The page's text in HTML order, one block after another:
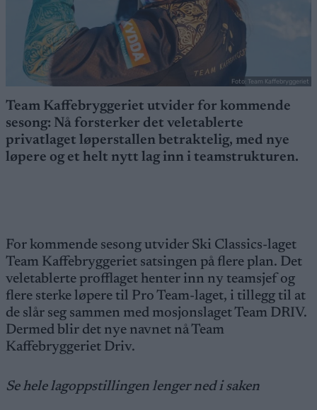
Foto: Team Kaffebryggeriet
Team Kaffebryggeriet utvider for kommende
sesong: Nå forsterker det veletablerte
privatlaget løperstallen betraktelig, med nye
løpere og et helt nytt lag inn i teamstrukturen.
For kommende sesong utvider Ski Classics-laget
Team Kaffebryggeriet satsingen på flere plan. Det
veletablerte profflaget henter inn ny teamsjef og
flere sterke løpere til Pro Team-laget, i tillegg til at
de slår seg sammen med mosjonslaget Team DRIV.
Dermed blir det nye navnet nå Team
Kaffebryggeriet Driv.
Se hele lagoppstillingen lenger ned i saken